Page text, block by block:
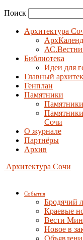
Поиск
Архитектура
Библиотека
Идеи для
Главный
Генплан
Памятники
Памятники
Сочи
О журнале
Партнёры
Архив
Архитектура Сочи
События
Бродячий
Краевые
Вести
Новое в